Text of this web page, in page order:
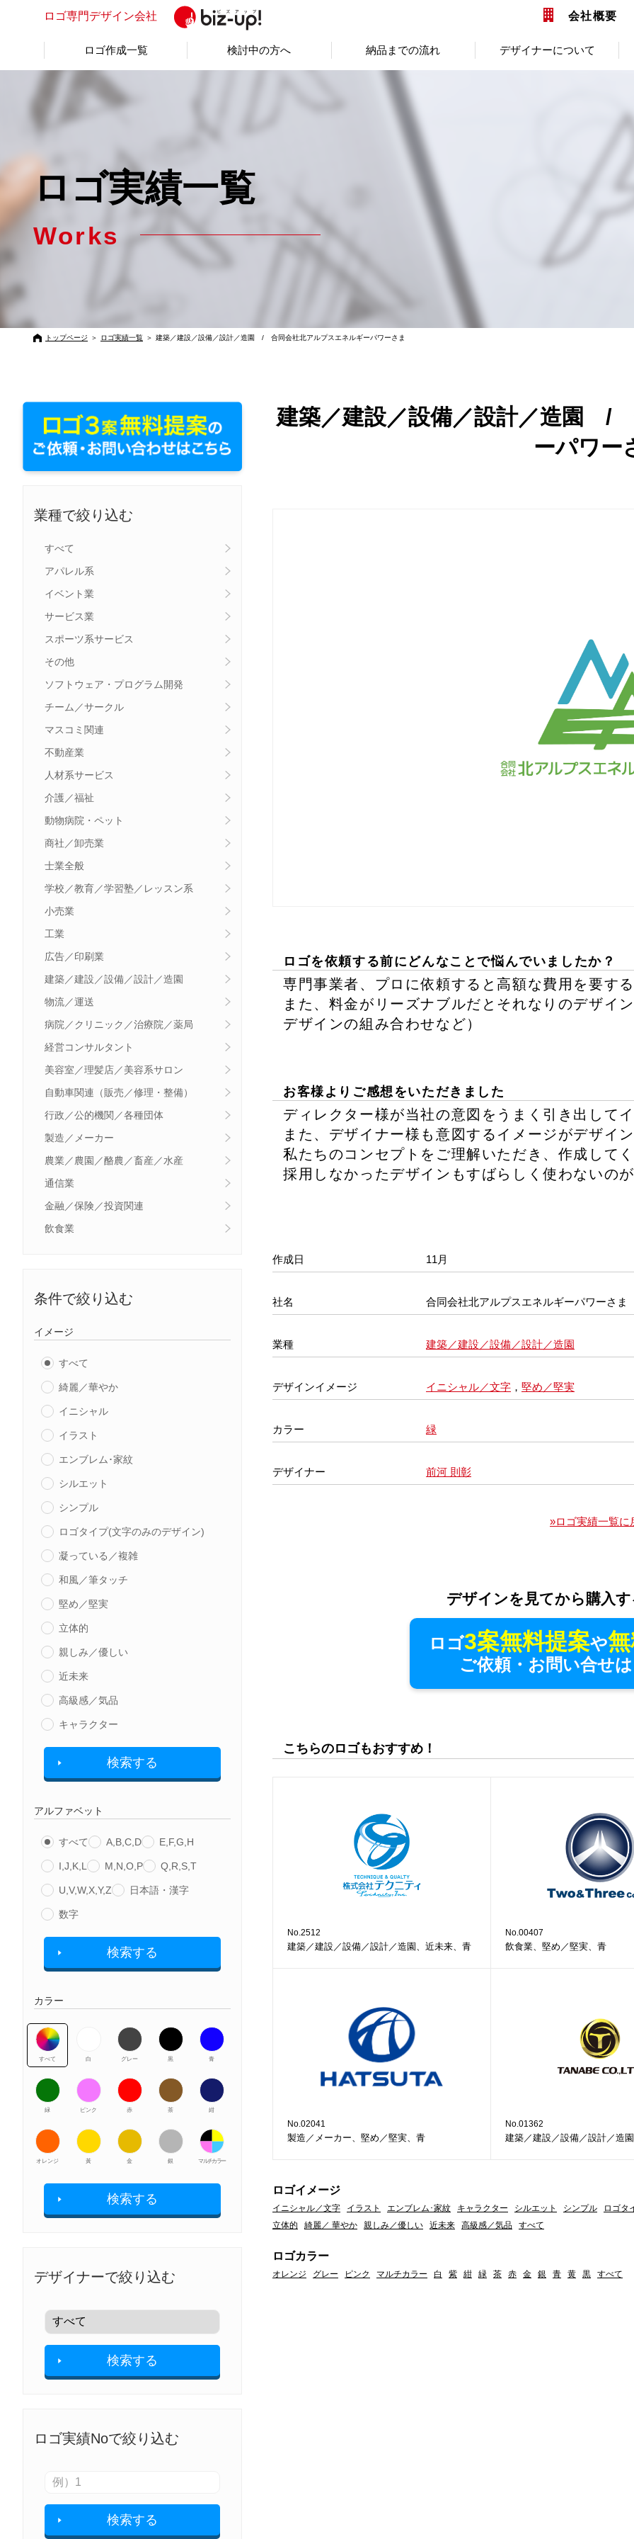
ロゴ専門デザイン会社 会社概要
ロゴ作成一覧 検討中の方へ 納品までの流れ デザイナーについて
ロゴ実績一覧
Works
トップページ ＞ ロゴ実績一覧 ＞ 建築／建設／設備／設計／造園 / 合同会社北アルプスエネルギーパワーさま
業種で絞り込む
すべて
アパレル系
イベント業
サービス業
スポーツ系サービス
その他
ソフトウェア・プログラム開発
チーム／サークル
マスコミ関連
不動産業
人材系サービス
介護／福祉
動物病院・ペット
商社／卸売業
士業全般
学校／教育／学習塾／レッスン系
小売業
工業
広告／印刷業
建築／建設／設備／設計／造園
物流／運送
病院／クリニック／治療院／薬局
経営コンサルタント
美容室／理髪店／美容系サロン
自動車関連（販売／修理・整備）
行政／公的機関／各種団体
製造／メーカー
農業／農園／酪農／畜産／水産
通信業
金融／保険／投資関連
飲食業
条件で絞り込む
イメージ
すべて
綺麗／華やか
イニシャル
イラスト
エンブレム･家紋
シルエット
シンプル
ロゴタイプ(文字のみのデザイン)
凝っている／複雑
和風／筆タッチ
堅め／堅実
立体的
親しみ／優しい
近未来
高級感／気品
キャラクター
検索する
アルファベット
すべて A,B,C,D E,F,G,H
I,J,K,L M,N,O,P Q,R,S,T
U,V,W,X,Y,Z 日本語・漢字
数字
検索する
カラー
すべて 白 グレー 黒 青
緑 ピンク 赤 茶 紺
オレンジ 黃 金 銀 マルチカラー
検索する
デザイナーで絞り込む
検索する
ロゴ実績Noで絞り込む
検索する
建築／建設／設備／設計／造園 /
ーパワー
ロゴを依頼する前にどんなことで悩んでいましたか？
専門事業者、プロに依頼すると高額な費用を要す
また、料金がリーズナブルだとそれなりのデザイ
デザインの組み合わせなど）
お客様よりご感想をいただきました
ディレクター様が当社の意図をうまく引き出して
また、デザイナー様も意図するイメージがデザイ
私たちのコンセプトをご理解いただき、作成して
採用しなかったデザインもすばらしく使わないの
作成日 11月
社名 合同会社北アルプスエネルギーパワーさま
業種 建築／建設／設備／設計／造園
デザインイメージ イニシャル／文字 ， 堅め／堅実
カラー 緑
デザイナー 前河 則彰
»ロゴ実績一覧に
デザインを見てから購入
ロゴ3案無料提案や
ご依頼・お問い合せ
こちらのロゴもおすすめ！
No.2512
建築／建設／設備／設計／造園、近未来、青
No.00407
飲食業、堅め／堅実、青
No.02041
製造／メーカー、堅め／堅実、青
No.01362
建築／建設／設備／設計／造
ロゴイメージ
イニシャル／文字 イラスト エンブレム･家紋 キャラクター シルエット シンプル
ロゴタ
立体的
綺麗／ 華やか 親しみ／優しい 近未来 高級感／気品 すべて
ロゴカラー
オレンジ グレー ピンク マルチカラー 白 紫 紺 緑 茶 赤 金 銀 青 黄 黒 すべて